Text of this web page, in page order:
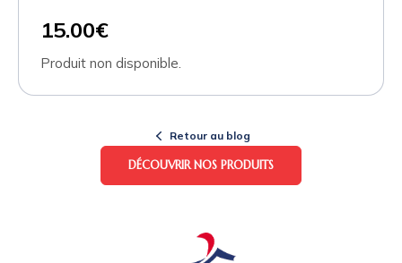
15.00€
Produit non disponible.
Retour au blog
DÉCOUVRIR NOS PRODUITS